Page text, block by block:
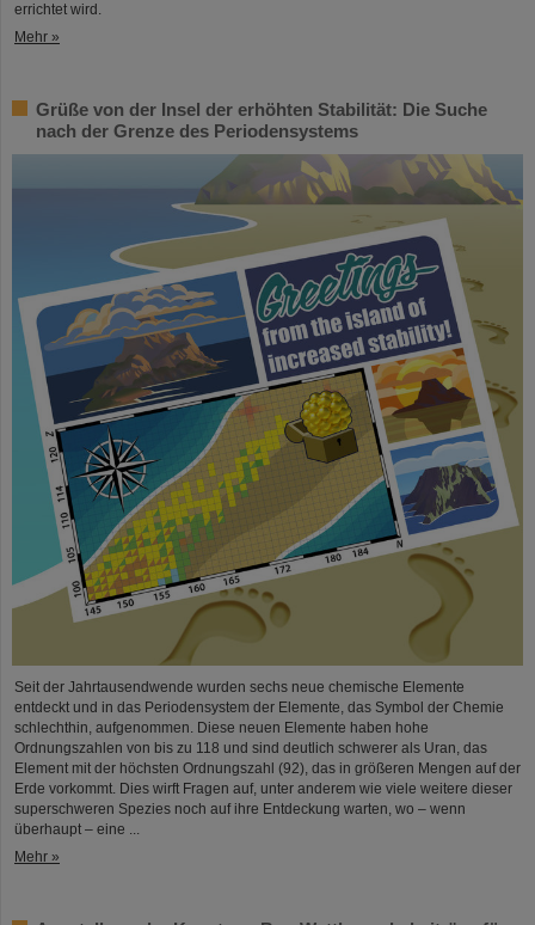
errichtet wird.
Mehr »
Grüße von der Insel der erhöhten Stabilität: Die Suche
nach der Grenze des Periodensystems
Seit der Jahrtausendwende wurden sechs neue chemische Elemente
entdeckt und in das Periodensystem der Elemente, das Symbol der Chemie
schlechthin, aufgenommen. Diese neuen Elemente haben hohe
Ordnungszahlen von bis zu 118 und sind deutlich schwerer als Uran, das
Element mit der höchsten Ordnungszahl (92), das in größeren Mengen auf der
Erde vorkommt. Dies wirft Fragen auf, unter anderem wie viele weitere dieser
superschweren Spezies noch auf ihre Entdeckung warten, wo – wenn
überhaupt – eine ...
Mehr »